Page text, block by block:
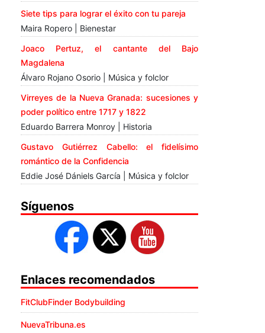
Siete tips para lograr el éxito con tu pareja
Maira Ropero | Bienestar
Joaco Pertuz, el cantante del Bajo
Magdalena
Álvaro Rojano Osorio | Música y folclor
Virreyes de la Nueva Granada: sucesiones y
poder político entre 1717 y 1822
Eduardo Barrera Monroy | Historia
Gustavo Gutiérrez Cabello: el fidelísimo
romántico de la Confidencia
Eddie José Dániels García | Música y folclor
Síguenos
Enlaces recomendados
FitClubFinder Bodybuilding
NuevaTribuna.es